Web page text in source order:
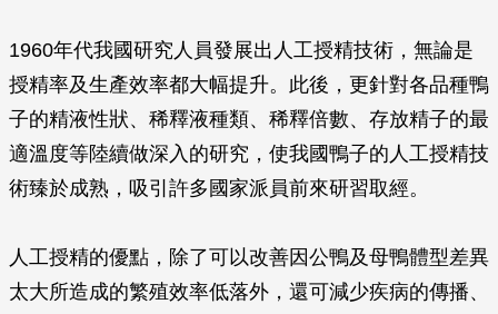
1960年代我國研究人員發展出人工授精技術，無論是
授精率及生產效率都大幅提升。此後，更針對各品種鴨
子的精液性狀、稀釋液種類、稀釋倍數、存放精子的最
適溫度等陸續做深入的研究，使我國鴨子的人工授精技
術臻於成熟，吸引許多國家派員前來研習取經。
人工授精的優點，除了可以改善因公鴨及母鴨體型差異
太大所造成的繁殖效率低落外，還可減少疾病的傳播、